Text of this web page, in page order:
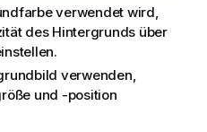
verwendet wird,
des Hintergrunds über
verwenden,
und -position